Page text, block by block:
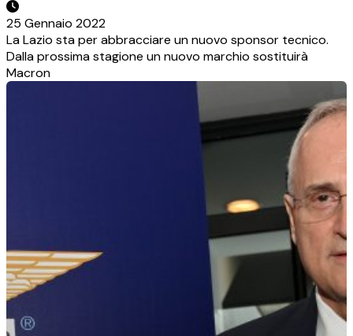
25 Gennaio 2022
La Lazio sta per abbracciare un nuovo sponsor tecnico.
Dalla prossima stagione un nuovo marchio sostituirà
Macron